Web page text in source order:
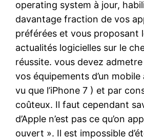
operating system à jour,
davantage fraction de vos
préférées et vous proposant
actualités logicielles sur le
réussite. vous devez
vos équipements d’un
vu que l’iPhone 7 ) et par
coûteux. Il faut cependant
d’Apple n’est pas ce qu’on
ouvert ». Il est impossible